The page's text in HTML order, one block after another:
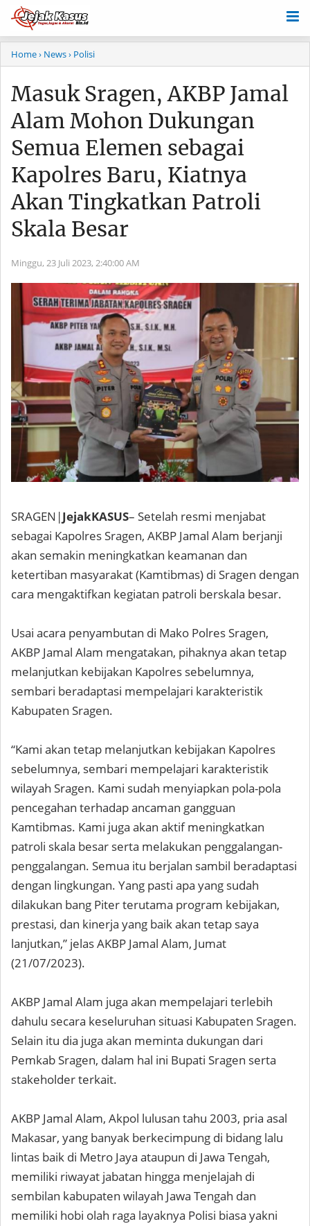
Home› News› Polisi
Masuk Sragen, AKBP Jamal
Alam Mohon Dukungan
Semua Elemen sebagai
Kapolres Baru, Kiatnya
Akan Tingkatkan Patroli
Skala Besar
Minggu, 23 Juli 2023, 2:40:00 AM
SRAGEN|JejakKASUS– Setelah resmi menjabat
sebagai Kapolres Sragen, AKBP Jamal Alam berjanji
akan semakin meningkatkan keamanan dan
ketertiban masyarakat (Kamtibmas) di Sragen dengan
cara mengaktifkan kegiatan patroli berskala besar.
Usai acara penyambutan di Mako Polres Sragen,
AKBP Jamal Alam mengatakan, pihaknya akan tetap
melanjutkan kebijakan Kapolres sebelumnya,
sembari beradaptasi mempelajari karakteristik
Kabupaten Sragen.
“Kami akan tetap melanjutkan kebijakan Kapolres
sebelumnya, sembari mempelajari karakteristik
wilayah Sragen. Kami sudah menyiapkan pola-pola
pencegahan terhadap ancaman gangguan
Kamtibmas. Kami juga akan aktif meningkatkan
patroli skala besar serta melakukan penggalangan-
penggalangan. Semua itu berjalan sambil beradaptasi
dengan lingkungan. Yang pasti apa yang sudah
dilakukan bang Piter terutama program kebijakan,
prestasi, dan kinerja yang baik akan tetap saya
lanjutkan,” jelas AKBP Jamal Alam, Jumat
(21/07/2023).
AKBP Jamal Alam juga akan mempelajari terlebih
dahulu secara keseluruhan situasi Kabupaten Sragen.
Selain itu dia juga akan meminta dukungan dari
Pemkab Sragen, dalam hal ini Bupati Sragen serta
stakeholder terkait.
AKBP Jamal Alam, Akpol lulusan tahu 2003, pria asal
Makasar, yang banyak berkecimpung di bidang lalu
lintas baik di Metro Jaya ataupun di Jawa Tengah,
memiliki riwayat jabatan hingga menjelajah di
sembilan kabupaten wilayah Jawa Tengah dan
memiliki hobi olah raga layaknya Polisi biasa yakni